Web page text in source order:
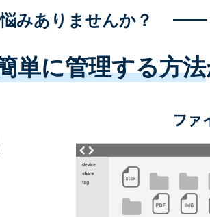
みありませんか？
単に管理する方法